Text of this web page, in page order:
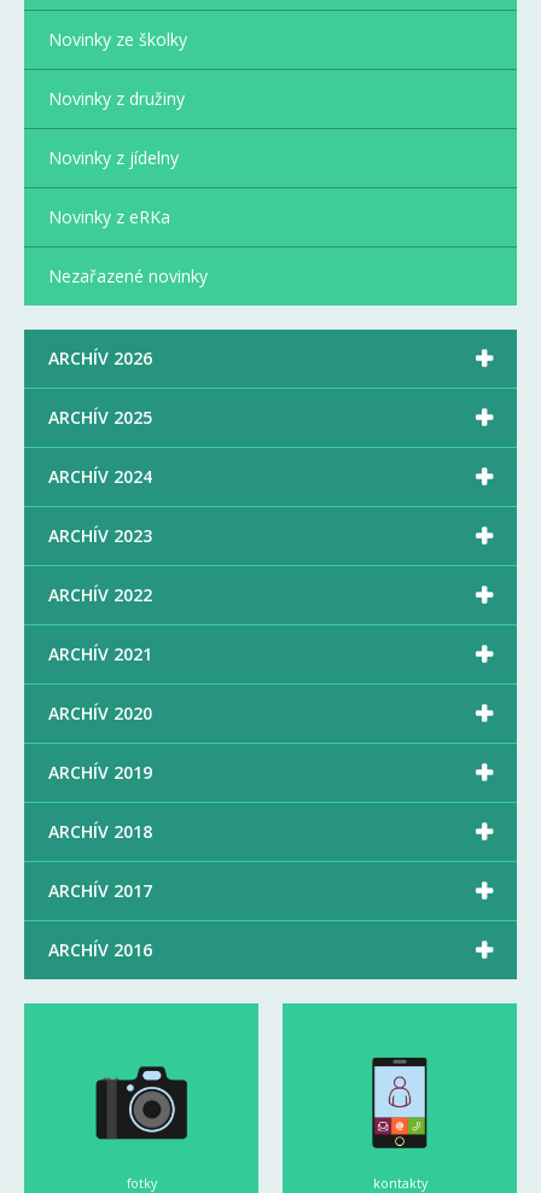
Novinky ze školky
Novinky z družiny
Novinky z jídelny
Novinky z eRKa
Nezařazené novinky
ARCHÍV 2026 
ARCHÍV 2025 
ARCHÍV 2024 
ARCHÍV 2023 
ARCHÍV 2022 
ARCHÍV 2021 
ARCHÍV 2020 
ARCHÍV 2019 
ARCHÍV 2018 
ARCHÍV 2017 
ARCHÍV 2016 
fotky kontakty